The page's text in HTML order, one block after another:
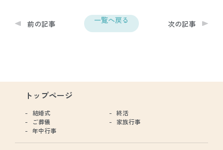
前の記事 一覧へ戻る 次の記事
トップページ
結婚式
終活
ご葬儀
家族行事
年中行事